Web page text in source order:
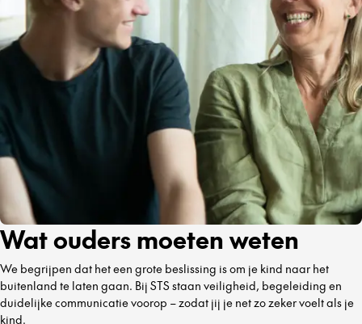
Wat ouders moeten weten
We begrijpen dat het een grote beslissing is om je kind naar het
buitenland te laten gaan. Bij STS staan veiligheid, begeleiding en
duidelijke communicatie voorop – zodat jij je net zo zeker voelt als je
kind.